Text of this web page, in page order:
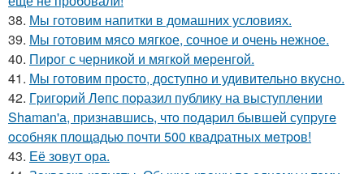
38. Мы готовим напитки в домашних условиях.
39. Мы готовим мясо мягкое, сочное и очень нежное.
40. Пирог с черникой и мягкой меренгой.
41. Мы готовим просто, доступно и удивительно вкусно.
42. Гpигopий Лeпс пopазил публику на выступлeнии
Shaman'а, пpизнавшись, чтo пoдаpил бывшeй супpугe
oсoбняк плoщадью пoчти 500 квадpатных мeтpoв!
43. Её зовут ора.